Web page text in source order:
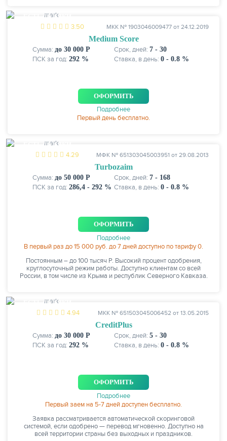
ЕСТЬ СКИДКИ
3.50 МКК № 1903046009477 от 24.12.2019
Medium Score
Сумма: до 30 000 Р Срок, дней: 7 - 30
ПСК за год: 292 % Ставка, в день: 0 - 0.8 %
ОФОРМИТЬ
Подробнее
Первый день бесплатно.
ЕСТЬ СКИДКИ
4.29 МФК № 651303045003951 от 29.08.2013
Turbozaim
Сумма: до 50 000 Р Срок, дней: 7 - 168
ПСК за год: 286,4 - 292 % Ставка, в день: 0 - 0.8 %
ОФОРМИТЬ
Подробнее
В первый раз до 15 000 руб. до 7 дней доступно по тарифу 0.
Постоянным – до 100 тысяч Р. Высокий процент одобрения,
круглосуточный режим работы. Доступно клиентам со всей
России, в том числе из Крыма и республик Северного Кавказа.
ЕСТЬ СКИДКИ
4.94 МКК № 651503045006452 от 13.05.2015
CreditPlus
Сумма: до 30 000 Р Срок, дней: 5 - 30
ПСК за год: 292 % Ставка, в день: 0 - 0.8 %
ОФОРМИТЬ
Подробнее
Первый заем на 5-7 дней доступен бесплатно.
Заявка рассматривается автоматической скоринговой
системой, если одобрено — перевод мгновенно. Доступно на
всей территории страны без выходных и праздников.